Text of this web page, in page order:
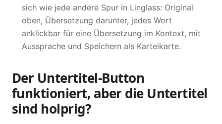
sich wie jede andere Spur in Linglass: Original
oben, Übersetzung darunter, jedes Wort
anklickbar für eine Übersetzung im Kontext, mit
Aussprache und Speichern als Karteikarte.
Der Untertitel-Button
funktioniert, aber die Untertitel
sind holprig?